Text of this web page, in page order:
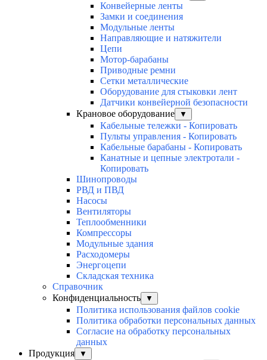
Конвейерные ленты
Замки и соединения
Модульные ленты
Направляющие и натяжители
Цепи
Мотор-барабаны
Приводные ремни
Сетки металлические
Оборудование для стыковки лент
Датчики конвейерной безопасности
Крановое оборудование
▼
Кабельные тележки - Копировать
Пульты управления - Копировать
Кабельные барабаны - Копировать
Канатные и цепные электротали -
Копировать
Шинопроводы
РВД и ПВД
Насосы
Вентиляторы
Теплообменники
Компрессоры
Модульные здания
Расходомеры
Энергоцепи
Складская техника
Справочник
Конфиденциальность
▼
Политика использования файлов cookie
Политика обработки персональных данных
Согласие на обработку персональных
данных
Продукция
▼